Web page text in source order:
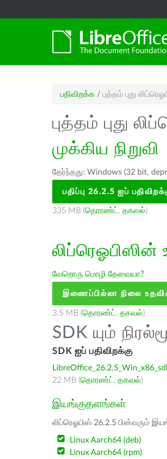
பதிவிறக்க / புத்தம் புது
புத்தம் புது
முக்கிய நிறுவி
தேர்ந்தது: Windows (32 bit,
பதிப்பு 26.2.5 ஐப்
335 MB (தொரண்ட் , தகவல்)
வேறொரு மொழி தேவையா?
இணைப்பில்லா நிலை
3.5 MB (தொரண்ட் , தகவல்)
SDK யும்
SDK ஐப் பதிவிறக்கு
22 MB (தொரண்ட் , தகவல்)
இயங்குதளங்கள்
லிப்ரெஓபிஸ் 26.2.5 பின்வரும்
Linux Aarch64 (deb)
Linux Aarch64 (rpm)